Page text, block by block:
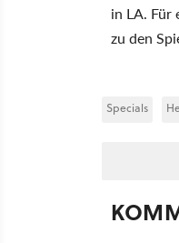
in LA. Für
zu den
Specials